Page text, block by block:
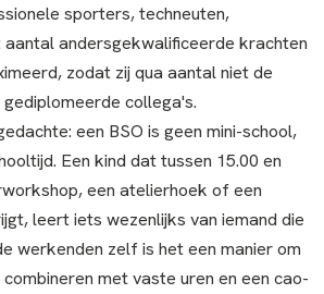
sporters, techneuten,
andersgekwalificeerde krachten
zodat zij qua aantal niet de
collega's.
een BSO is geen mini-school,
Een kind dat tussen 15.00 en
een atelierhoek of een
leert iets wezenlijks van iemand die
werkenden zelf is het een manier om
met vaste uren en een cao-